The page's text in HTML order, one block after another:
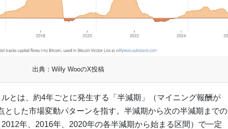
出典：Willy WooのX投稿
とは、約4年ごとに発生する「半減期」（マイニング報酬が
とした市場変動パターンを指す。半減期から次の半減期までの
年、2016年、2020年の各半減期から始まる区間）で一定